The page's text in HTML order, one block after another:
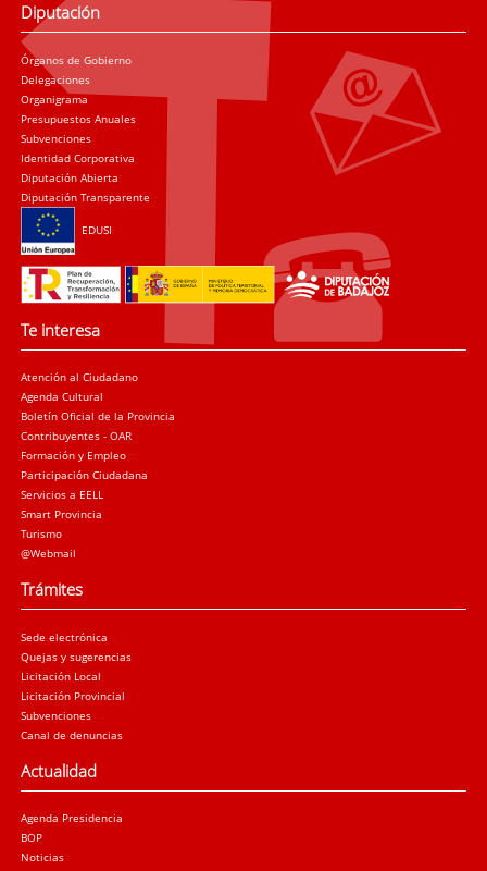
Diputación
Órganos de Gobierno
Delegaciones
Organigrama
Presupuestos Anuales
Subvenciones
Identidad Corporativa
Diputación Abierta
Diputación Transparente
EDUSI
Te interesa
Atención al Ciudadano
Agenda Cultural
Boletín Oficial de la Provincia
Contribuyentes - OAR
Formación y Empleo
Participación Ciudadana
Servicios a EELL
Smart Provincia
Turismo
@Webmail
Trámites
Sede electrónica
Quejas y sugerencias
Licitación Local
Licitación Provincial
Subvenciones
Canal de denuncias
Actualidad
Agenda Presidencia
BOP
Noticias